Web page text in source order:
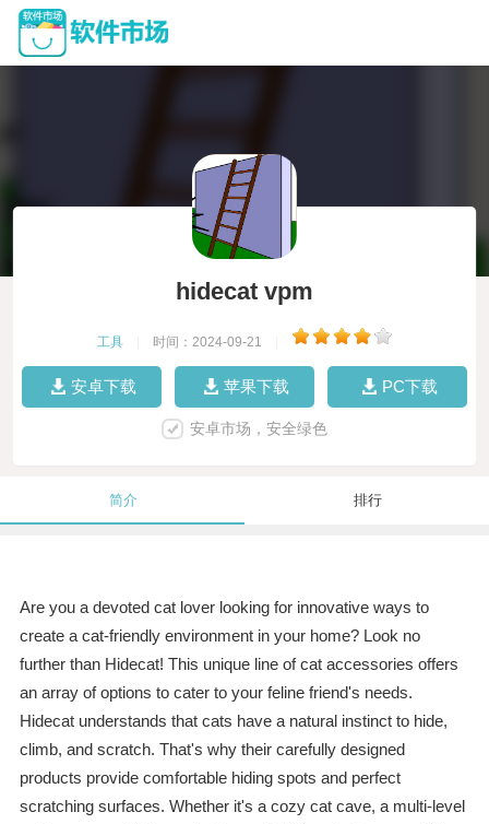
hidecat vpm
工具 时间：2024-09-21
安卓下载 苹果下载 PC下载
安卓市场，安全绿色
简介 排行
Are you a devoted cat lover looking for innovative ways to
create a cat-friendly environment in your home? Look no
further than Hidecat! This unique line of cat accessories offers
an array of options to cater to your feline friend's needs.
Hidecat understands that cats have a natural instinct to hide,
climb, and scratch. That's why their carefully designed
products provide comfortable hiding spots and perfect
scratching surfaces. Whether it's a cozy cat cave, a multi-level